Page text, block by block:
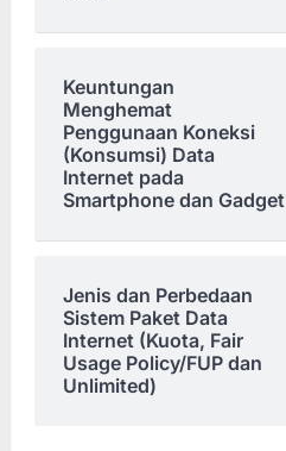
Keuntungan
Menghemat
Penggunaan Koneksi
(Konsumsi) Data
Internet pada
Smartphone dan Gadget
Jenis dan Perbedaan
Sistem Paket Data
Internet (Kuota, Fair
Usage Policy/FUP dan
Unlimited)